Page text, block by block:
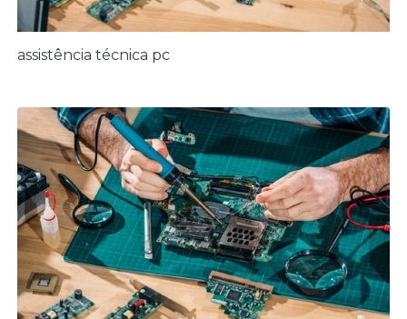
assistência técnica pc